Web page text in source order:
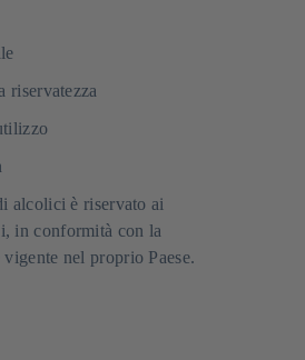
riservatezza
alcolici è riservato ai
in conformità con la
nel proprio Paese.